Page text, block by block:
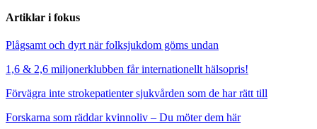
Artiklar i fokus
Plågsamt och dyrt när folksjukdom göms undan
1,6 & 2,6 miljonerklubben får internationellt hälsopris!
Förvägra inte strokepatienter sjukvården som de har rätt till
Forskarna som räddar kvinnoliv – Du möter dem här